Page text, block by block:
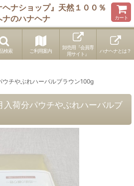
ナショップ』天然１００％
ナのハナヘナ
カート
検索 ご利用案内
卸売用『会員専
用サイト』
ハナヘナとは？
ウチやぶれハーバルブラウン100g
入荷分パウチやぶれハーバルブ